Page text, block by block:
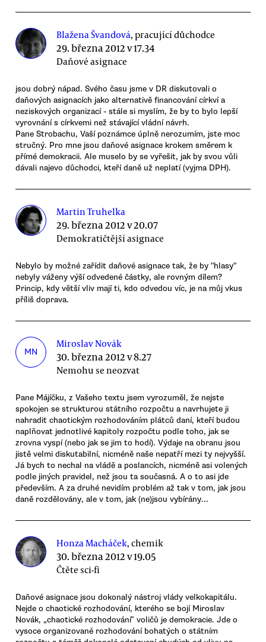
Blažena Švandová, pracující důchodce
29. března 2012 v 17.34
Daňové asignace
jsou dobrý nápad. Svého času jsme v DR diskutovali o
daňových asignacích jako alternativě financování církví a
neziskových organizací - stále si myslím, že by to bylo lepší
vyrovnání s církvemi než stávající vládní návrh.
Pane Strobachu, Vaší poznámce úplně nerozumím, jste moc
stručný. Pro mne jsou daňové asignace krokem směrem k
přímé demokracii. Ale muselo by se vyřešit, jak by svou vůli
dávali najevo důchodci, kteří daně už neplatí (vyjma DPH).
Martin Truhelka
29. března 2012 v 20.07
Demokratičtější asignace
Nebylo by možné zařídit daňové asignace tak, že by "hlasy"
nebyly váženy výší odvedené částky, ale rovným dílem?
Princip, kdy větší vliv mají ti, kdo odvedou víc, je na můj vkus
příliš doprava.
MN
Miroslav Novák
30. března 2012 v 8.27
Nemohu se neozvat
Pane Májíčku, z Vašeho textu jsem vyrozuměl, že nejste
spokojen se strukturou státního rozpočtu a navrhujete ji
nahradit chaotickým rozhodováním plátců daní, kteří budou
naplňovat jednotlivé kapitoly rozpočtu podle toho, jak se
zrovna vyspí (nebo jak se jim to hodí). Výdaje na obranu jsou
jistě velmi diskutabilní, nicméně naše nepatří mezi ty nejvyšší.
Já bych to nechal na vládě a poslancích, nicméně asi volených
podle jiných pravidel, než jsou ta současná. A o to asi jde
především. A za druhé nevidím problém až tak v tom, jak jsou
daně rozdělovány, ale v tom, jak (ne)jsou vybírány...
Honza Macháček, chemik
30. března 2012 v 19.05
Čtěte sci-fi
Daňové asignace jsou dokonalý nástroj vlády velkokapitálu.
Nejde o chaotické rozhodování, kterého se bojí Miroslav
Novák, „chaotické rozhodování‟ voličů je demokracie. Jde o
vysoce organizované rozhodování bohatých o státním